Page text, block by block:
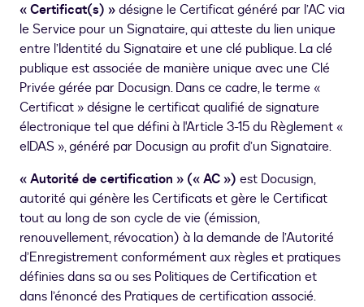
« Certificat(s) »désigne le Certificat généré par l’AC via
le Service pour un Signataire, qui atteste du lien unique
entre l’Identité du Signataire et une clé publique. La clé
publique est associée de manière unique avec une Clé
Privée gérée par Docusign. Dans ce cadre, le terme «
Certificat » désigne le certificat qualifié de signature
électronique tel que défini à l'Article 3-15 du Règlement «
eIDAS », généré par Docusign au profit d’un Signataire.
« Autorité de certification » (« AC ») est Docusign,
autorité qui génère les Certificats et gère le Certificat
tout au long de son cycle de vie (émission,
renouvellement, révocation) à la demande de l’Autorité
d’Enregistrement conformément aux règles et pratiques
définies dans sa ou ses Politiques de Certification et
dans l’énoncé des Pratiques de certification associé.